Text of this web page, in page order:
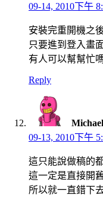
09-14, 2010下午
安裝完重開機之
只要進到登入畫
有人可以幫幫忙
Reply
Michael
09-13, 2010下午
這只能說做稿的
這一定是直接開
所以就一直錯下